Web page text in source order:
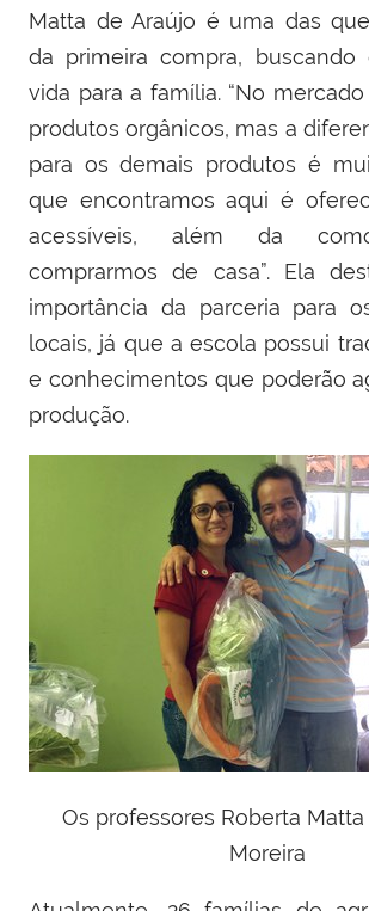
Matta de Araújo é uma das que
da primeira compra, buscando
vida para a família. “No
produtos orgânicos, mas a
para os demais produtos é
que encontramos aqui é
acessíveis, além da
comprarmos de casa”. Ela
importância da parceria para
locais, já que a escola possui
e conhecimentos que poderão
produção.
Os professores Roberta
Moreira